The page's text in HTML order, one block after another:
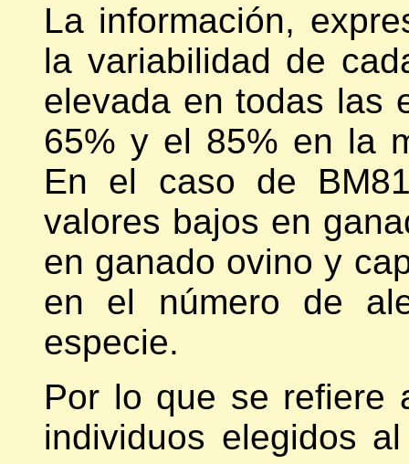
La información,
la variabilidad de
elevada en todas las
65% y el 85% en la
En el caso de
valores bajos en
en ganado ovino y
en el número de
especie.
Por lo que se refiere
individuos elegidos